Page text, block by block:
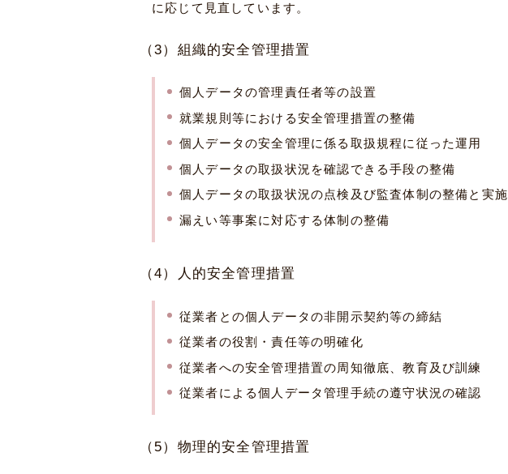
に応じて見直しています。
（3）組織的安全管理措置
個人データの管理責任者等の設置
就業規則等における安全管理措置の整備
個人データの安全管理に係る取扱規程に従った運用
個人データの取扱状況を確認できる手段の整備
個人データの取扱状況の点検及び監査体制の整備と実施
漏えい等事案に対応する体制の整備
（4）人的安全管理措置
従業者との個人データの非開示契約等の締結
従業者の役割・責任等の明確化
従業者への安全管理措置の周知徹底、教育及び訓練
従業者による個人データ管理手続の遵守状況の確認
（5）物理的安全管理措置